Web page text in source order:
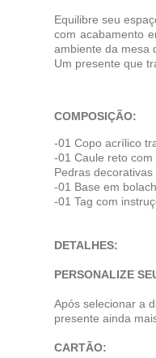
Equilibre seu
com acabamento
ambiente da mesa
Um presente que
COMPOSIÇÃO:
-01 Copo acrílico
-01 Caule reto com
Pedras decorativas
-01 Base em
-01 Tag com
DETALHES:
PERSONALIZE
Após selecionar a
presente ainda
CARTÃO: